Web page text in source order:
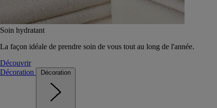
Soin hydratant
La façon idéale de prendre soin de vous tout au long de l'année.
Découvrir
Décoration
Décoration